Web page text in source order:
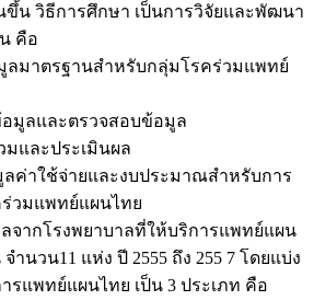
ขึ้น วิธีการศึกษา เป็นการวิจัยและพัฒนา
คือ
มาตรฐานสำหรับกลุ่มโรคร่วมแพทย์
อมูลและตรวจสอบข้อมูล
มและประเมินผล
ลค่าใช้จ่ายและงบประมาณสำหรับการ
วมแพทย์แผนไทย
จากโรงพยาบาลที่ให้บริการแพทย์แผน
ำนวน11 แห่ง ปี 2555 ถึง 255 7 โดยแบ่ง
รแพทย์แผนไทย เป็น 3 ประเภท คือ